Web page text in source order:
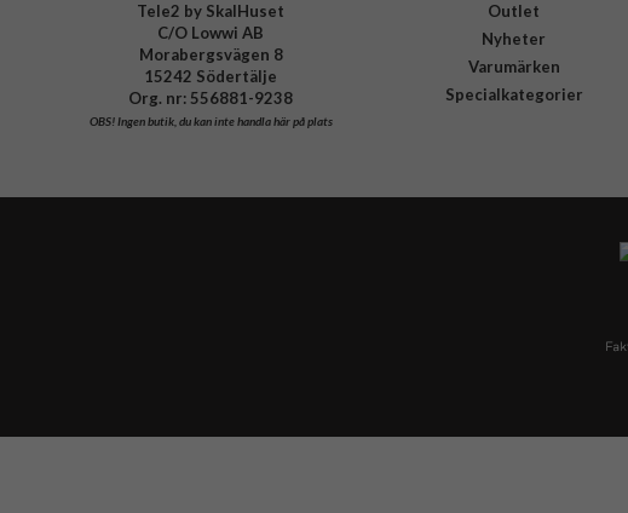
Tele2 by SkalHuset
C/O Lowwi AB
Morabergsvägen 8
15242 Södertälje
Org. nr: 556881-9238
OBS!Ingen butik, du kan inte handla här på plats
Outlet
Nyheter
Varumärken
Specialkategorier